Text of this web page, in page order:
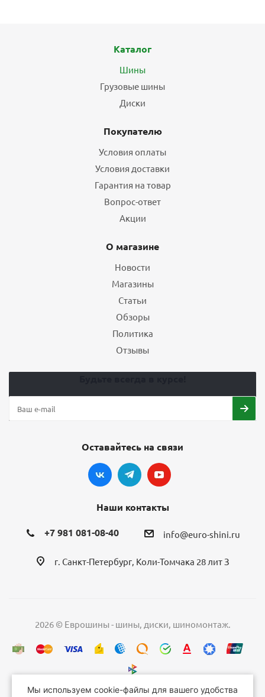
Каталог
Шины
Грузовые шины
Диски
Покупателю
Условия оплаты
Условия доставки
Гарантия на товар
Вопрос-ответ
Акции
О магазине
Новости
Магазины
Статьи
Обзоры
Политика
Отзывы
Оставайтесь на связи
Наши контакты
+7 981 081-08-40 info@euro-shini.ru
г. Санкт-Петербург, Коли-Томчака 28 лит З
2026 © Еврошины - шины, диски, шиномонтаж.
Мы используем cookie-файлы для вашего удобства